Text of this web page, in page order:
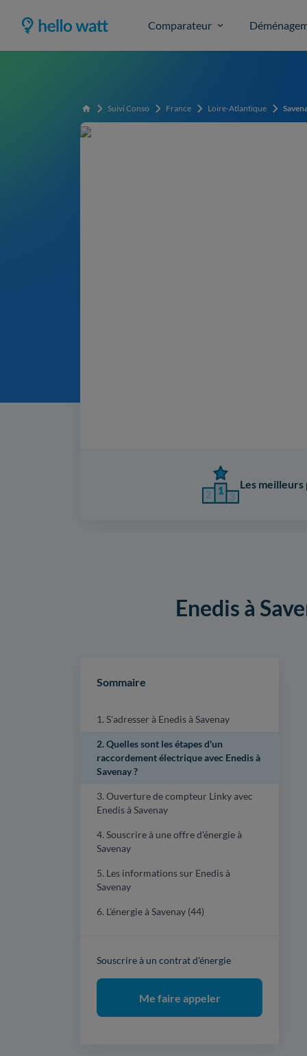
Comparateur
Accueil Suivi Conso France Loire-Atlantique
Les meilleurs
Enedis à
Sommaire
1. S'adresser à Enedis à Savenay
2. Quelles sont les étapes d'un
raccordement électrique avec Enedis à
Savenay ?
3. Ouverture de compteur Linky avec
Enedis à Savenay
4. Souscrire à une offre d'énergie à
Savenay
5. Les informations sur Enedis à
Savenay
6. L'énergie à Savenay (44)
Souscrire à un contrat d'énergie
Me faire appeler